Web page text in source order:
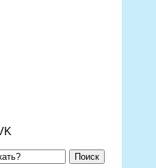
Поиск